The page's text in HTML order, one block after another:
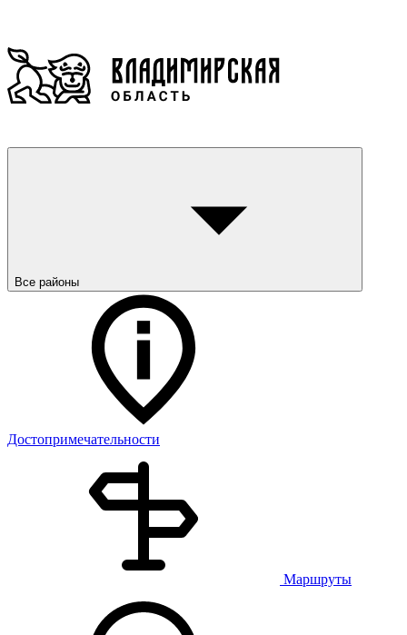
Все районы
Достопримечательности
Маршруты